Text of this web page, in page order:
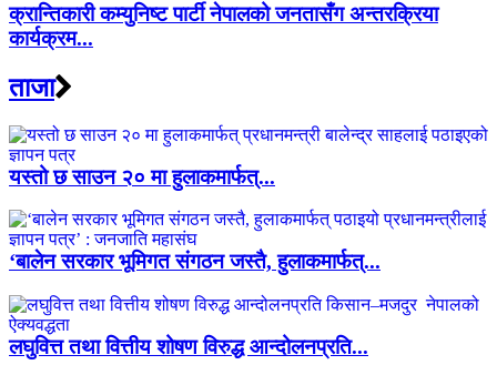
क्रान्तिकारी कम्युनिष्ट पार्टी नेपालको जनतासँग अन्तरक्रिया
कार्यक्रम...
ताजा
यस्तो छ साउन २० मा हुलाकमार्फत्...
‘बालेन सरकार भूमिगत संगठन जस्तै, हुलाकमार्फत्...
लघुवित्त तथा वित्तीय शोषण विरुद्ध आन्दोलनप्रति...